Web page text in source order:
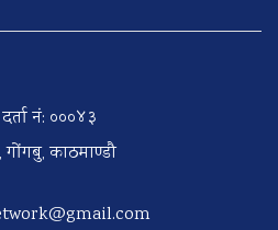
नं: ०००४३
गोंगबु, काठमाण्डौ